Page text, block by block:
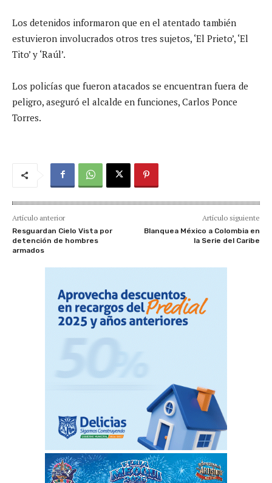
Los detenidos informaron que en el atentado también
estuvieron involucrados otros tres sujetos, ‘El Prieto’, ‘El
Tito’ y ‘Raúl’.
Los policías que fueron atacados se encuentran fuera de
peligro, aseguró el alcalde en funciones, Carlos Ponce
Torres.
Artículo anterior
Resguardan Cielo Vista por
detención de hombres
armados
Artículo siguiente
Blanquea México a Colombia en
la Serie del Caribe